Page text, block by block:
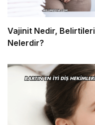
Vajinit Nedir, Belirtileri
Nelerdir?